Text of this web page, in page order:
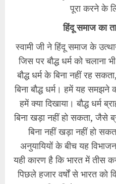
पूरा करने के
हिंदू समाज का
स्वामी जी ने हिंदू समाज के
जिस पर बौद्ध धर्म को चलाना
बौद्ध धर्म के बिना नहीं रह
बिना बौद्ध धर्म। हमें यह
हमें क्या दिखाया। बौद्ध धर्म
बिना खड़ा नहीं हो सकता, जैसे
बिना नहीं खड़ा नहीं हो
अनुयायियों के बीच यह
यही कारण है कि भारत में तीस
पिछले हजार वर्षों से भारत को